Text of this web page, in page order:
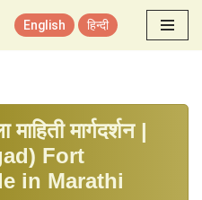
English हिन्दी
मार्गदर्शन |
Fort
in Marathi